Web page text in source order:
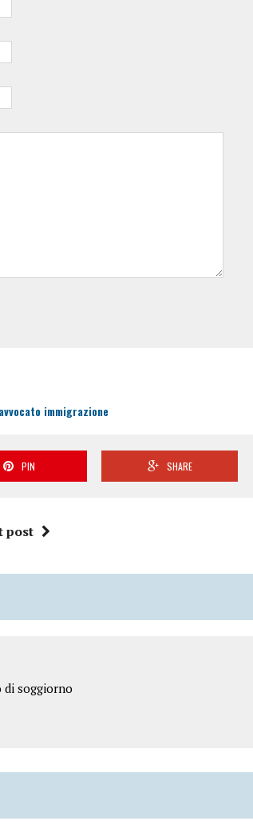
avvocato immigrazione
PIN SHARE
post
di soggiorno